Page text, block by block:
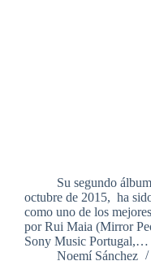
Su segundo álbum
octubre de 2015, ha
como uno de los
por Rui Maia (Mirror
Sony Music Portugal,…
Noemí Sánchez